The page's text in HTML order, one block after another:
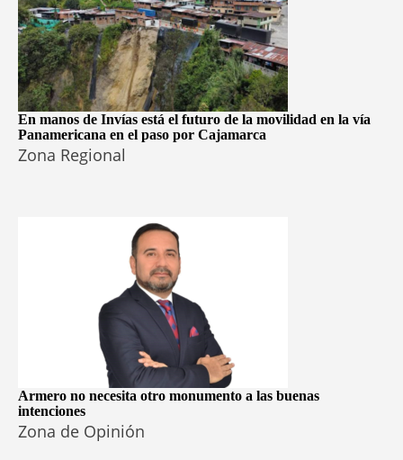
En manos de Invías está el futuro de la movilidad en la vía
Panamericana en el paso por Cajamarca
Zona Regional
Armero no necesita otro monumento a las buenas
intenciones
Zona de Opinión